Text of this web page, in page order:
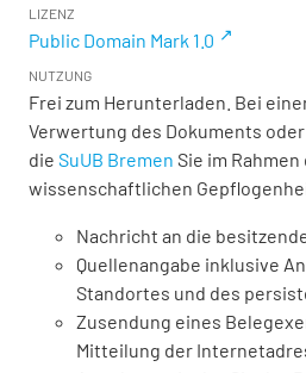
LIZENZ
Public Domain Mark 1.0
NUTZUNG
Frei zum Herunterladen. Bei
Verwertung des Dokuments
die SuUB Bremen Sie im
wissenschaftlichen
Nachricht an die
Quellenangabe inklusive
Standortes und des
Zusendung eines
Mitteilung der